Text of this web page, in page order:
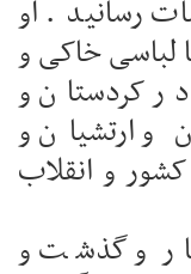
رسانید . او
لباسی خاکی و
کردستان و
و ارتشیان و
و انقلاب
و گذشت و